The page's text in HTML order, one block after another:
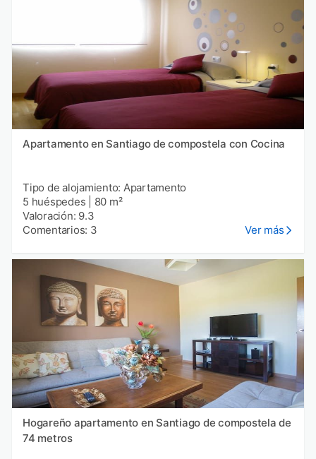
Apartamento en Santiago de compostela con Cocina
Tipo de alojamiento: Apartamento
5 huéspedes
80 m²
Valoración: 9.3
Comentarios: 3
Ver más
Hogareño apartamento en Santiago de compostela de
74 metros